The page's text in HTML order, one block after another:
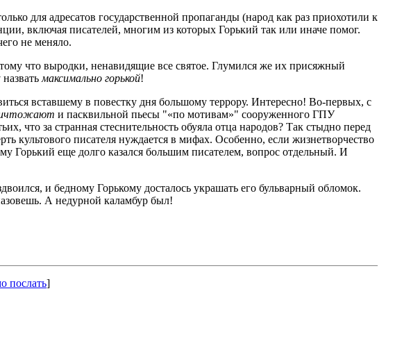
для адресатов государственной пропаганды (народ как раз приохотили к
включая писателей, многим из которых Горький так или иначе помог.
не меняло.
что выродки, ненавидящие все святое. Глумился же их присяжный
максимально горькой!
вставшему в повестку дня большому террору. Интересно! Во-первых, с
и пасквильной пьесы "«по мотивам»" сооруженного ГПУ
что за странная стеснительность обуяла отца народов? Так стыдно перед
культового писателя нуждается в мифах. Особенно, если жизнетворчество
Горький еще долго казался большим писателем, вопрос отдельный. И
и бедному Горькому досталось украшать его бульварный обломок.
А недурной каламбур был!
послать]